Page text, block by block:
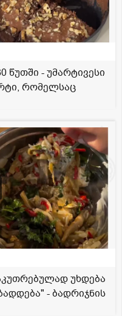
წუთში - უმარტივესი
რომელსაც
უხდება
- ბადრიჯნის